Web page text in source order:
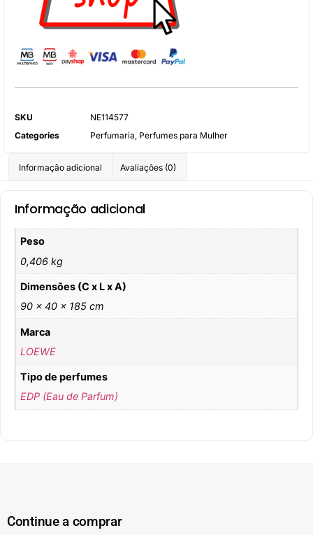
SKU
NE114577
Categories
Perfumaria, Perfumes para Mulher
Informação adicional Avaliações (0)
Informação adicional
Peso
0,406 kg
Dimensões (C x L x A)
90 × 40 × 185 cm
Marca
LOEWE
Tipo de perfumes
EDP (Eau de Parfum)
Continue a comprar